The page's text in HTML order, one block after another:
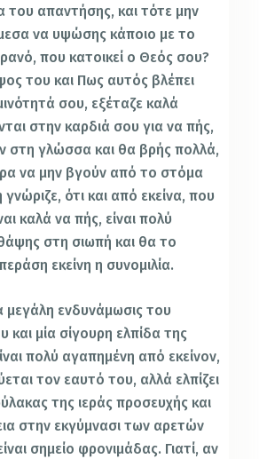
του απαντήσης, και τότε μην
να υψώσης κάποιο με το
που κατοικεί ο Θεός σου?
του και Πως αυτός βλέπει
σου, εξέταζε καλά
στην καρδιά σου για να πής,
στη γλώσσα και θα βρής πολλά,
να μην βγούν από το στόμα
ότι και από εκείνα, που
καλά να πής, είναι πολύ
στη σιωπή και θα το
εκείνη η συνομιλία.
μεγάλη ενδυνάμωσις του
μία σίγουρη ελπίδα της
πολύ αγαπημένη από εκείνον,
τον εαυτό του, αλλά ελπίζει
της ιεράς προσευχής και
στην εκγύμνασι των αρετών
σημείο φρονιμάδας. Γιατί, αν